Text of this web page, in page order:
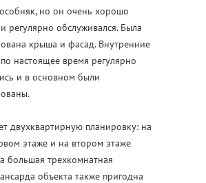
но он очень хорошо
регулярно обслуживался. Была
крыша и фасад. Внутренние
настоящее время регулярно
и в основном были
двухквартирную планировку: на
этаже и на втором этаже
большая трехкомнатная
объекта также пригодна